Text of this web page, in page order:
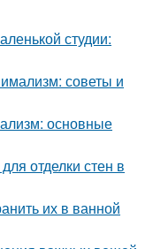
студии:
советы и
основные
отделки стен в
их в ванной